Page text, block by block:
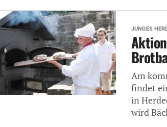
JUNGES
Am
findet
in
wird